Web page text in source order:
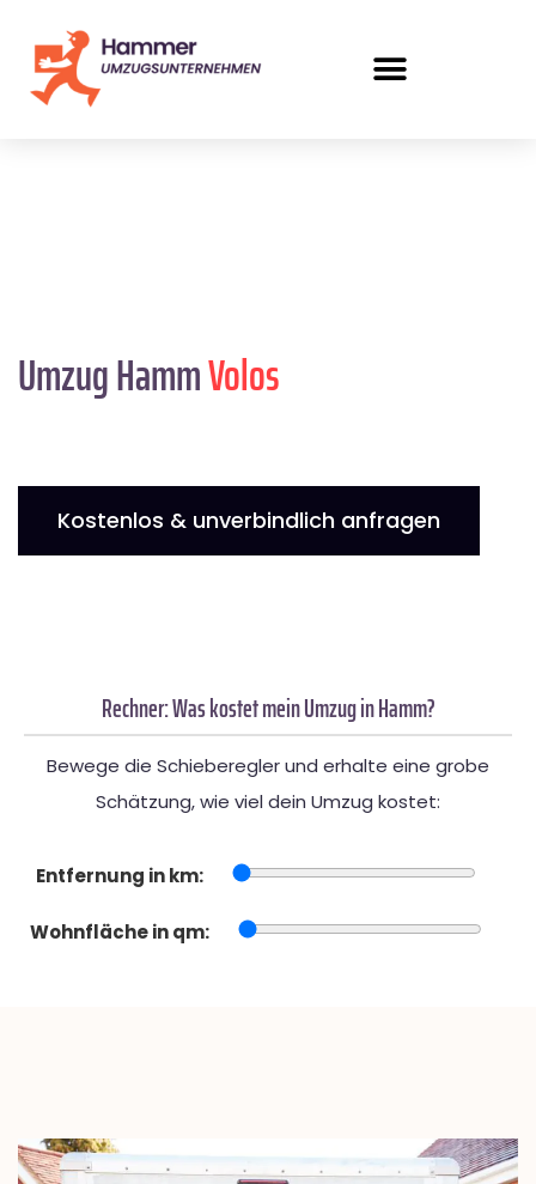
Umzug HammVolos
Kostenlos & unverbindlich anfragen
Rechner: Was kostet mein Umzug in Hamm?
Bewege die Schieberegler und erhalte eine grobe
Schätzung, wie viel dein Umzug kostet:
Entfernung in km:
Wohnfläche in qm: